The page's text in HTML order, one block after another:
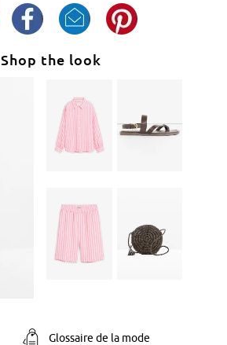
Shop the look
Glossaire de la mode